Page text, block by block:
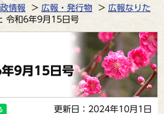
情報 広報・発行物
広報なりた
令和6年9月15日号
9月15日号
更新日：2024年10月1日